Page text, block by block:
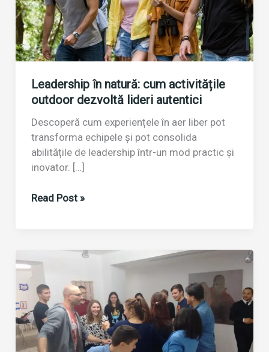
Leadership în natură: cum activitățile
outdoor dezvoltă lideri autentici
Descoperă cum experiențele în aer liber pot
transforma echipele și pot consolida
abilitățile de leadership într-un mod practic și
inovator. […]
Leadership
outdoor
dezvoltă
lideri
autentici
Read Post »